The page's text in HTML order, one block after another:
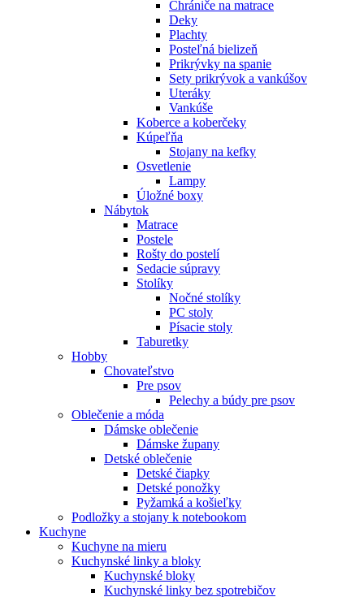
Chrániče na matrace
Deky
Plachty
Posteľná bielizeň
Prikrývky na spanie
Sety prikrývok a vankúšov
Uteráky
Vankúše
Koberce a koberčeky
Kúpeľňa
Stojany na kefky
Osvetlenie
Lampy
Úložné boxy
Nábytok
Matrace
Postele
Rošty do postelí
Sedacie súpravy
Stolíky
Nočné stolíky
PC stoly
Písacie stoly
Taburetky
Hobby
Chovateľstvo
Pre psov
Pelechy a búdy pre psov
Oblečenie a móda
Dámske oblečenie
Dámske župany
Detské oblečenie
Detské čiapky
Detské ponožky
Pyžamká a košieľky
Podložky a stojany k notebookom
Kuchyne
Kuchyne na mieru
Kuchynské linky a bloky
Kuchynské bloky
Kuchynské linky bez spotrebičov